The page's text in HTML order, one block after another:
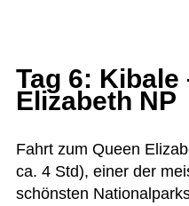
Tag 6: Kibale
Elizabeth NP
Fahrt zum Queen
ca. 4 Std), einer der
schöns­ten